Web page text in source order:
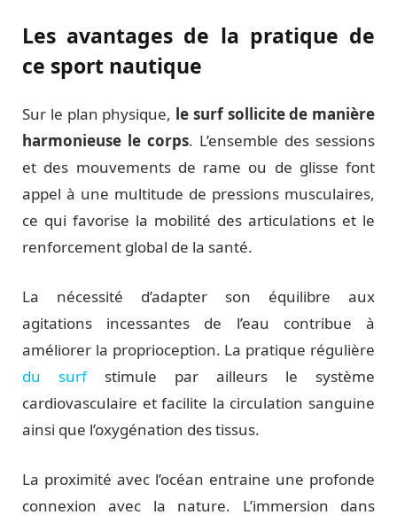
Les avantages de la pratique de
ce sport nautique
Sur le plan physique, le surf sollicite de manière
harmonieuse le corps. L’ensemble des sessions
et des mouvements de rame ou de glisse font
appel à une multitude de pressions musculaires,
ce qui favorise la mobilité des articulations et le
renforcement global de la santé.
La nécessité d’adapter son équilibre aux
agitations incessantes de l’eau contribue à
améliorer la proprioception. La pratique régulière
du surfstimule par ailleurs le système
cardiovasculaire et facilite la circulation sanguine
ainsi que l’oxygénation des tissus.
La proximité avec l’océan entraine une profonde
connexion avec la nature. L’immersion dans